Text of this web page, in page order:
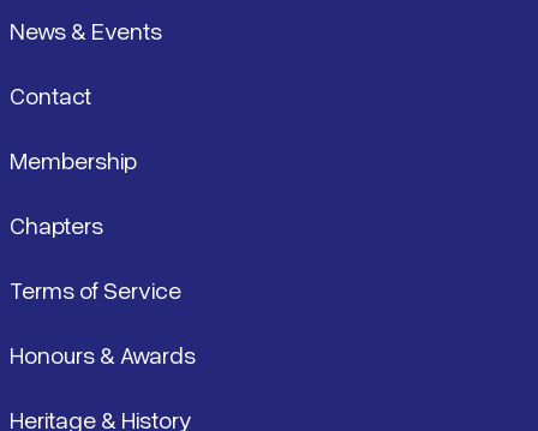
News & Events
Contact
Membership
Chapters
Terms of Service
Honours & Awards
Heritage & History